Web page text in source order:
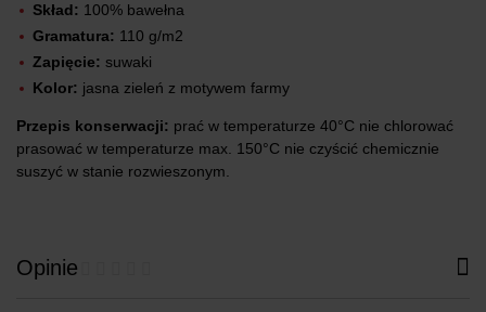
Skład: 100% bawełna
Gramatura: 110 g/m2
Zapięcie: suwaki
Kolor: jasna zieleń z motywem farmy
Przepis konserwacji: prać w temperaturze 40°C nie chlorować
prasować w temperaturze max. 150°C nie czyścić chemicznie
suszyć w stanie rozwieszonym.
Opinie